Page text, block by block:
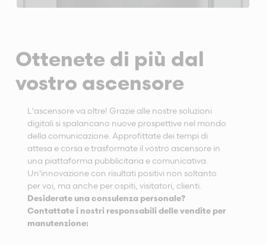
Ottenete di più dal
vostro ascensore
L'ascensore va oltre! Grazie alle nostre soluzioni
digitali si spalancano nuove prospettive nel mondo
della comunicazione. Approfittate dei tempi di
attesa e corsa e trasformate il vostro ascensore in
una piattaforma pubblicitaria e comunicativa.
Un'innovazione con risultati positivi non soltanto
per voi, ma anche per ospiti, visitatori, clienti.
Desiderate una consulenza personale?
Contattate i nostri responsabili delle vendite per
manutenzione: